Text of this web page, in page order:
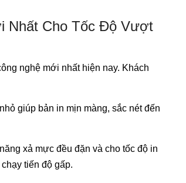
Nhất Cho Tốc Độ Vượt
nghệ mới nhất hiện nay. Khách
giúp bản in mịn màng, sắc nét đến
xả mực đều đặn và cho tốc độ in
tiến độ gấp.